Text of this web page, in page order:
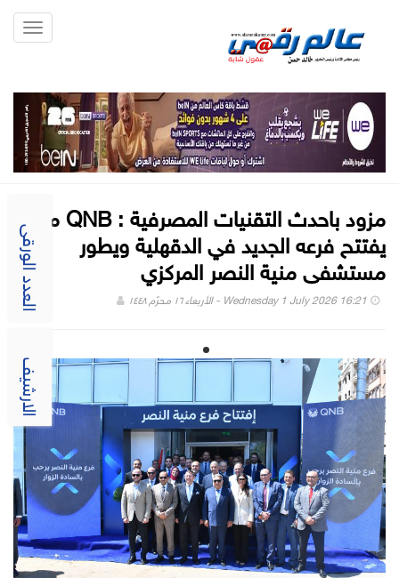
العدد الورقى
الارشيف
مزود باحدث التقنيات المصرفية : QNB مصر
يفتتح فرعه الجديد في الدقهلية ويطور
مستشفى منية النصر المركزي
Wednesday 1 July 2026 16:21 - الأربعاء ١٦ محرّم ١٤٤٨